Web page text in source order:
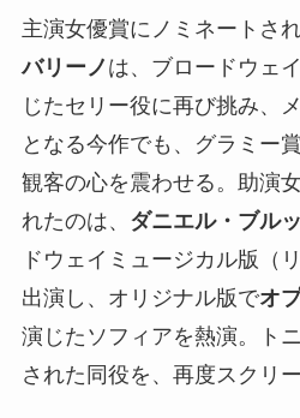
主演女優賞にノミネートさ
バリーノ は、ブロードウェ
じたセリー役に再び挑み、
となる今作でも、グラミー
観客の心を震わせる。助演
れたのは、 ダニエル・ブル
ドウェイミュージカル版（
出演し、オリジナル版でオ
演じたソフィアを熱演。ト
された同役を、再度スクリ